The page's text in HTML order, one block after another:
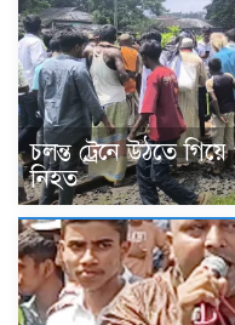
চলন্ত ট্রেনে উঠতে
নিহত